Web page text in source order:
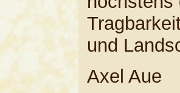
und
Axel Aue